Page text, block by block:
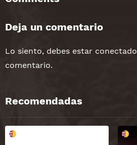
Deja un comentario
Lo siento, debes estar conectado
comentario.
Recomendadas